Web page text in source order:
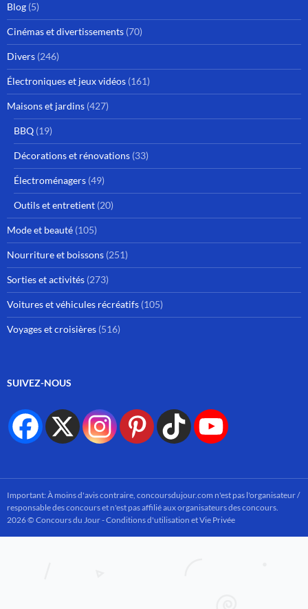
Blog (5)
Cinémas et divertissements (70)
Divers (246)
Électroniques et jeux vidéos (161)
Maisons et jardins (427)
BBQ (19)
Décorations et rénovations (33)
Électroménagers (49)
Outils et entretient (20)
Mode et beauté (105)
Nourriture et boissons (251)
Sorties et activités (273)
Voitures et véhicules récréatifs (105)
Voyages et croisières (516)
SUIVEZ-NOUS
Important: À moins d'avis contraire, concoursdujour.com n'est pas l'organisateur /
responsable des concours et n'est pas affilié aux organisateurs des concours.
2026 © Concours du Jour -Conditions d'utilisation et Vie Privée